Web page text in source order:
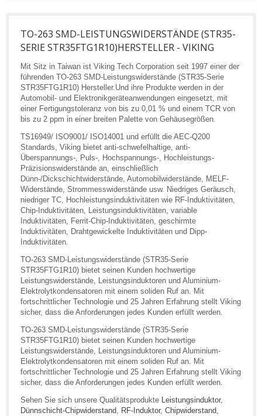
TO-263 SMD-LEISTUNGSWIDERSTÄNDE (STR35-
SERIE STR35FTG1R10)HERSTELLER - VIKING
Mit Sitz in Taiwan ist Viking Tech Corporation seit 1997 einer der
führenden TO-263 SMD-Leistungswiderstände (STR35-Serie
STR35FTG1R10) Hersteller.Und ihre Produkte werden in der
Automobil- und Elektronikgeräteanwendungen eingesetzt, mit
einer Fertigungstoleranz von bis zu 0,01 % und einem TCR von
bis zu 2 ppm in einer breiten Palette von Gehäusegrößen.
TS16949/ ISO9001/ ISO14001 und erfüllt die AEC-Q200
Standards, Viking bietet anti-schwefelhaltige, anti-
Überspannungs-, Puls-, Hochspannungs-, Hochleistungs-
Präzisionswiderstände an, einschließlich
Dünn-/Dickschichtwiderstände, Automobilwiderstände, MELF-
Widerstände, Strommesswiderstände usw. Niedriges Geräusch,
niedriger TC, Hochleistungsinduktivitäten wie RF-Induktivitäten,
Chip-Induktivitäten, Leistungsinduktivitäten, variable
Induktivitäten, Ferrit-Chip-Induktivitäten, geschirmte
Induktivitäten, Drahtgewickelte Induktivitäten und Dipp-
Induktivitäten.
TO-263 SMD-Leistungswiderstände (STR35-Serie
STR35FTG1R10) bietet seinen Kunden hochwertige
Leistungswiderstände, Leistungsinduktoren und Aluminium-
Elektrolytkondensatoren mit einem soliden Ruf an. Mit
fortschrittlicher Technologie und 25 Jahren Erfahrung stellt Viking
sicher, dass die Anforderungen jedes Kunden erfüllt werden.
TO-263 SMD-Leistungswiderstände (STR35-Serie
STR35FTG1R10) bietet seinen Kunden hochwertige
Leistungswiderstände, Leistungsinduktoren und Aluminium-
Elektrolytkondensatoren mit einem soliden Ruf an. Mit
fortschrittlicher Technologie und 25 Jahren Erfahrung stellt Viking
sicher, dass die Anforderungen jedes Kunden erfüllt werden.
Sehen Sie sich unsere Qualitätsprodukte Leistungsinduktor,
Dünnschicht-Chipwiderstand, RF-Induktor, Chipwiderstand,